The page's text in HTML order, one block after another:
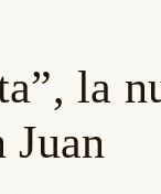
la
Juan